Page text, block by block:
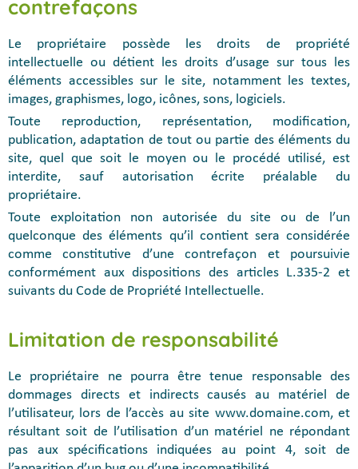
contrefaçons
Le propriétaire possède les droits de propriété
intellectuelle ou détient les droits d’usage sur tous les
éléments accessibles sur le site, notamment les textes,
images, graphismes, logo, icônes, sons, logiciels.
Toute reproduction, représentation, modification,
publication, adaptation de tout ou partie des éléments du
site, quel que soit le moyen ou le procédé utilisé, est
interdite, sauf autorisation écrite préalable du
propriétaire.
Toute exploitation non autorisée du site ou de l’un
quelconque des éléments qu’il contient sera considérée
comme constitutive d’une contrefaçon et poursuivie
conformément aux dispositions des articles L.335-2 et
suivants du Code de Propriété Intellectuelle.
Limitation de responsabilité
Le propriétaire ne pourra être tenue responsable des
dommages directs et indirects causés au matériel de
l’utilisateur, lors de l’accès au site www.domaine.com, et
résultant soit de l’utilisation d’un matériel ne répondant
pas aux spécifications indiquées au point 4, soit de